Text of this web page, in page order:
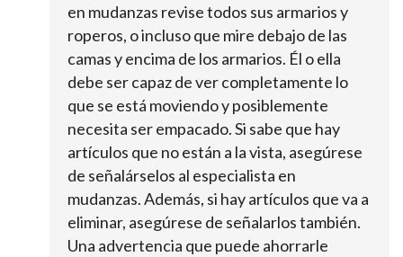
en mudanzas revise todos sus armarios y
roperos, o incluso que mire debajo de las
camas y encima de los armarios. Él o ella
debe ser capaz de ver completamente lo
que se está moviendo y posiblemente
necesita ser empacado. Si sabe que hay
artículos que no están a la vista, asegúrese
de señalárselos al especialista en
mudanzas. Además, si hay artículos que va a
eliminar, asegúrese de señalarlos también.
Una advertencia que puede ahorrarle